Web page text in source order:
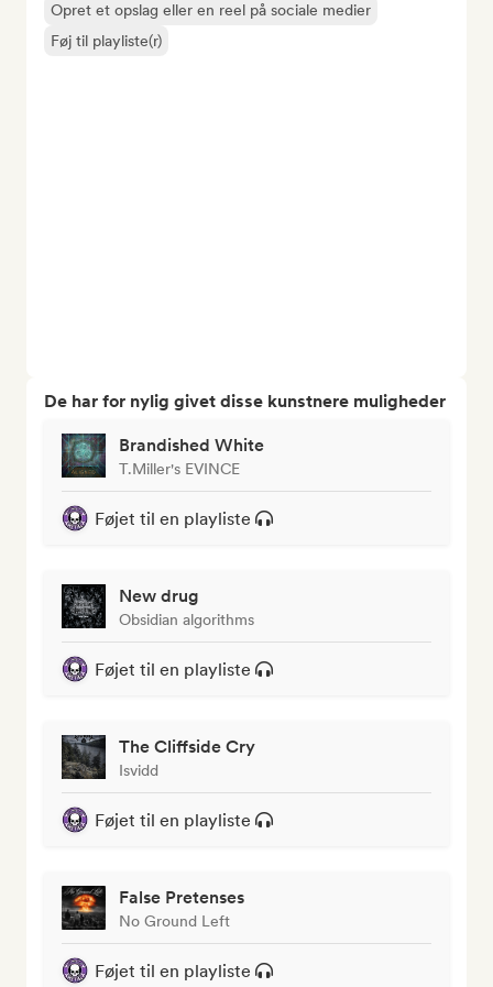
Opret et opslag eller en reel på sociale medier
Føj til playliste(r)
De har for nylig givet disse kunstnere muligheder
Brandished White
T.Miller's EVINCE
Føjet til en playliste
New drug
Obsidian algorithms
Føjet til en playliste
The Cliffside Cry
Isvidd
Føjet til en playliste
False Pretenses
No Ground Left
Føjet til en playliste